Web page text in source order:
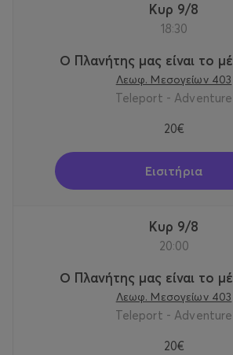
Κυρ 9/8
18:30
Ο Πλανήτης μας είναι το
Λεωφ. Μεσογείων 403
Teleport - Adventure
20€
Εισιτήρια
Κυρ 9/8
20:00
Ο Πλανήτης μας είναι το
Λεωφ. Μεσογείων 403
Teleport - Adventure
20€